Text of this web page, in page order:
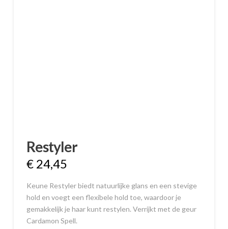
Restyler
€24,45
Keune Restyler biedt natuurlijke glans en een stevige
hold en voegt een flexibele hold toe, waardoor je
gemakkelijk je haar kunt restylen. Verrijkt met de geur
Cardamon Spell.